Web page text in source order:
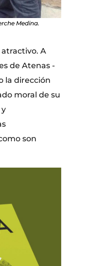
Medina.
A
de Atenas -
la dirección
moral de su
son